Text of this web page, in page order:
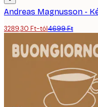
3289,30 Ft-tól4699 Ft